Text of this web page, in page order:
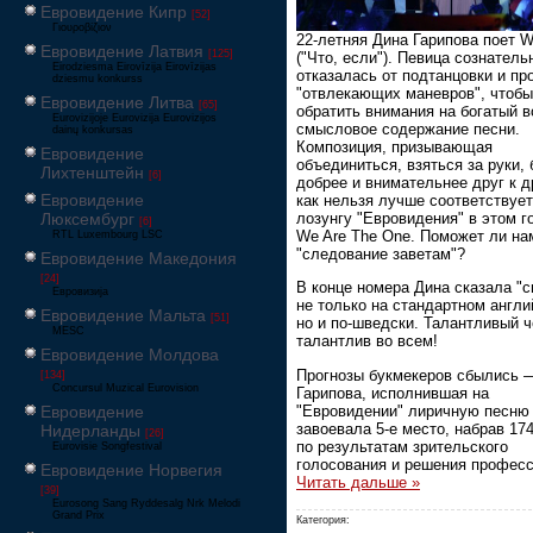
Евровидение Кипр [52]
Γιουροβίζιον
Евровидение Латвия [125]
Eirodziesma Eirovīzija Eirovīzijas
dziesmu konkurss
Евровидение Литва [65]
Eurovizijoje Eurovizija Eurovizijos
dainų konkursas
Евровидение
Лихтенштейн [6]
Евровидение
Люксембург [6]
RTL Luxembourg LSC
Евровидение Македония
[24]
Евровизија
Евровидение Мальта [51]
MESC
Евровидение Молдова
[134]
Concursul Muzical Eurovision
Евровидение
Нидерланды [26]
Eurovisie Songfestival
Евровидение Норвегия
[39]
Eurosong Sang Ryddesalg Nrk Melodi
Grand Prix
22-летняя Дина Гарипова поет
("Что, если"). Певица
отказалась от подтанцовки и
"отвлекающих маневров", чтобы
обратить внимания на богатый
смысловое содержание песни.
Композиция, призывающая
объединиться, взяться за руки,
добрее и внимательнее друг к
как нельзя лучше соответствует
лозунгу "Евровидения" в этом
We Are The One. Поможет ли
"следование заветам"?
В конце номера Дина сказала
не только на стандартном
но и по-шведски. Талантливый
талантлив во всем!
Прогнозы букмекеров сбылись
Гарипова, исполнившая на
"Евровидении" лиричную
завоевала 5-е место, набрав
по результатам зрительского
голосования и решения
Читать дальше »
Категория: